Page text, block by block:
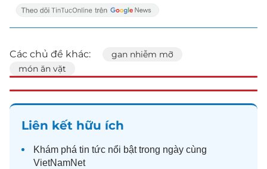
Các chủ đề khác:
gan nhiễm mỡ
món ăn vặt
Liên kết hữu ích
Khám phá tin tức nổi bật trong ngày cùng
VietNamNet